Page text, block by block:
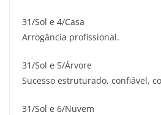
31/Sol e 4/Casa
Arrogância profissional.
31/Sol e 5/Árvore
Sucesso estruturado, confiável,
31/Sol e 6/Nuvem